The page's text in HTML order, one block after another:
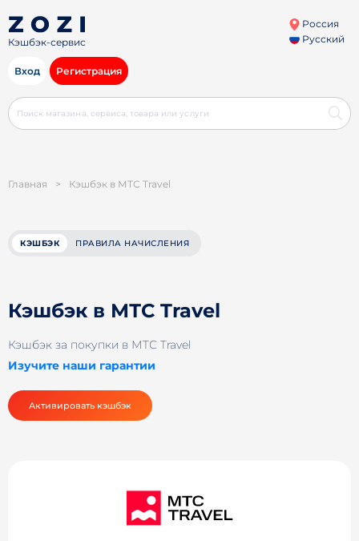
Кэшбэк-сервис
Россия
Русский
Вход Регистрация
Главная > Кэшбэк в МТС Travel
КЭШБЭК ПРАВИЛА НАЧИСЛЕНИЯ
Кэшбэк в МТС Travel
Кэшбэк за покупки в МТС Travel
Изучите наши гарантии
Активировать кэшбэк